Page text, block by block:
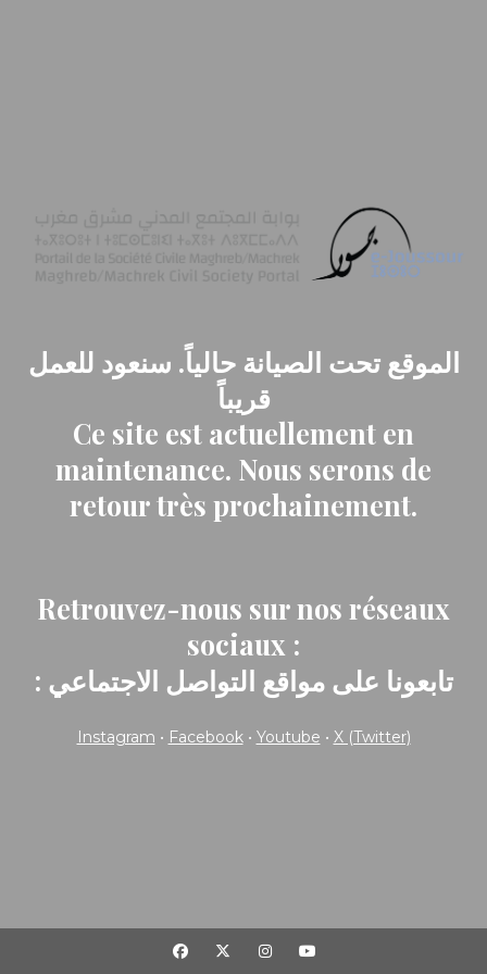
الموقع تحت الصيانة حالياً. سنعود للعمل
قريباً
Ce site est actuellement en
maintenance. Nous serons de
retour très prochainement.
Retrouvez-nous sur nos réseaux
sociaux :
: تابعونا على مواقع التواصل الاجتماعي
Instagram • Facebook• Youtube • X (Twitter)